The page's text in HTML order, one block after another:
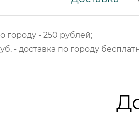
городу - 250 рублей;
- доставка по городу